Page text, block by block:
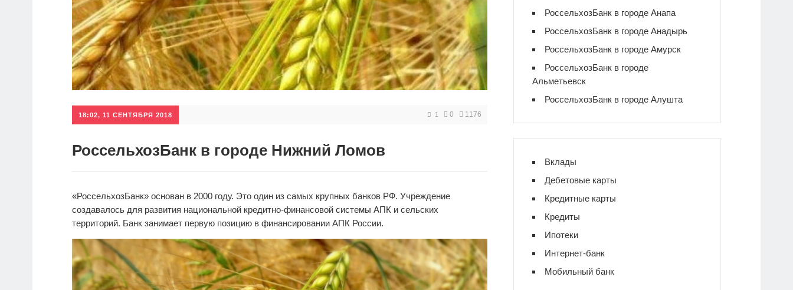
18:02, 11 СЕНТЯБРЯ 2018 1 0 1176
РоссельхозБанк в городе Нижний Ломов
«РоссельхозБанк» основан в 2000 году. Это один из самых крупных банков РФ. Учреждение
создавалось для развития национальной кредитно-финансовой системы АПК и сельских
территорий. Банк занимает первую позицию в финансировании АПК России.
РоссельхозБанк в городе Анапа
РоссельхозБанк в городе Анадырь
РоссельхозБанк в городе Амурск
РоссельхозБанк в городе
Альметьевск
РоссельхозБанк в городе Алушта
Вклады
Дебетовые карты
Кредитные карты
Кредиты
Ипотеки
Интернет-банк
Мобильный банк